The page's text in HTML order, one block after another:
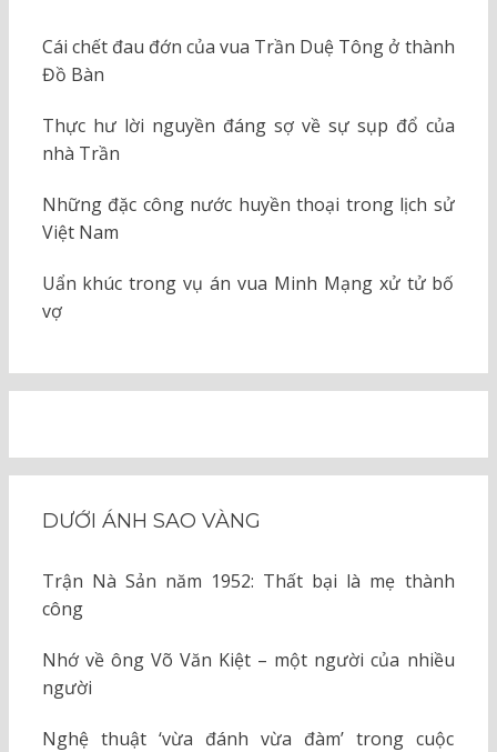
Cái chết đau đớn của vua Trần Duệ Tông ở thành
Đồ Bàn
Thực hư lời nguyền đáng sợ về sự sụp đổ của
nhà Trần
Những đặc công nước huyền thoại trong lịch sử
Việt Nam
Uẩn khúc trong vụ án vua Minh Mạng xử tử bố
vợ
DƯỚI ÁNH SAO VÀNG
Trận Nà Sản năm 1952: Thất bại là mẹ thành
công
Nhớ về ông Võ Văn Kiệt – một người của nhiều
người
Nghệ thuật ‘vừa đánh vừa đàm’ trong cuộc